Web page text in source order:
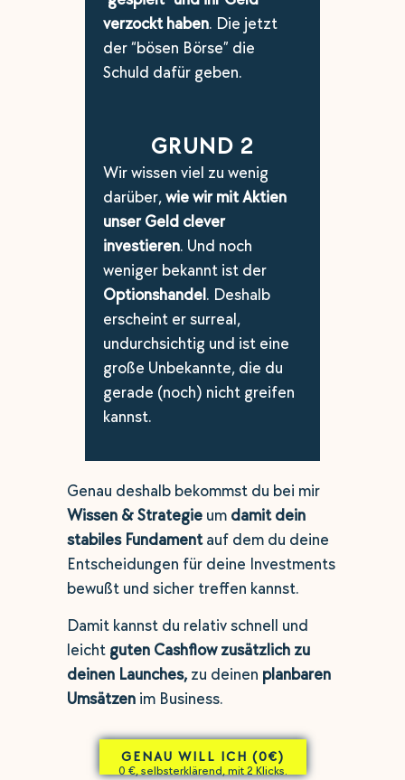
verzockt haben. Die jetzt
der “bösen Börse” die
Schuld dafür geben.
GRUND 2
Wir wissen viel zu wenig
darüber,wie wir mit Aktien
unser Geld clever
investieren. Und noch
weniger bekannt ist der
Optionshandel. Deshalb
erscheint er surreal,
undurchsichtig und ist eine
große Unbekannte, die du
gerade (noch) nicht greifen
kannst.
Genau deshalb bekommst du bei mir
Wissen & Strategie um damit dein
stabiles Fundamentauf dem du deine
Entscheidungen für deine Investments
bewußt und sicher treffen kannst.
Damit kannst du relativ schnell und
leicht guten Cashflow zusätzlich zu
deinen Launches,zu deinen planbaren
Umsätzen im Business.
GENAU WILL ICH (0€)
0 €, selbsterklärend, mit 2 Klicks.